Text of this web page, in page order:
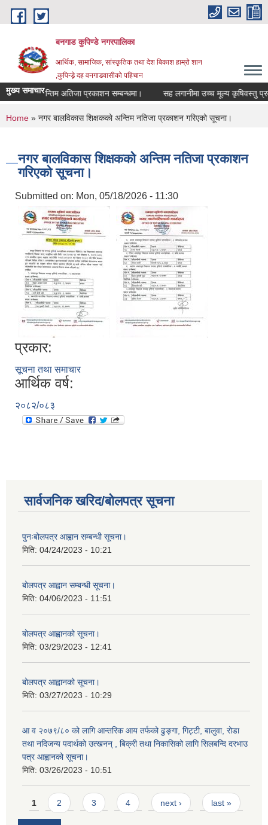
Skip to main content
बनगाड कुपिण्डे नगरपालिका
आर्थिक, सामाजिक, सांस्कृतिक तथा देश बिकाश हाम्रो शान
,कुपिन्ड़े दह वनगाडवासीको पहिचान
मुख्य समाचार
अन्तिम अतिजा प्रकाशन सम्बन्धमा। सह लगानीमा उच्च मूल्य कृषिवस्तु
You are here
Home » नगर बालविकास शिक्षकको अन्तिम नतिजा प्रकाशन गरिएको सूचना।
नगर बालविकास शिक्षकको अन्तिम नतिजा प्रकाशन
गरिएको सूचना।
Submitted on: Mon, 05/18/2026 - 11:30
प्रकार:
सूचना तथा समाचार
आर्थिक वर्ष:
२०८२/०८३
सार्वजनिक खरिद/बोलपत्र सूचना
पुनःबोलपत्र आह्वान सम्बन्धी सूचना।
मिति: 04/24/2023 - 10:21
बोलपत्र आह्वान सम्बन्धी सूचना।
मिति: 04/06/2023 - 11:51
बोलपत्र आह्वानको सूचना।
मिति: 03/29/2023 - 12:41
बोलपत्र आह्वानको सूचना।
मिति: 03/27/2023 - 10:29
आ व २०७९/८० को लागि आन्तरिक आय तर्फको ढुङ्गा, गिट्टी, बालुवा, रोडा
तथा नदिजन्य पदार्थको उत्खनन् , बिक्री तथा निकासिको लागि सिलबन्दि दरभाउ
पत्र आह्वानको सूचना।
मिति: 03/26/2023 - 10:51
Pages
1 2 3 4 next › last »